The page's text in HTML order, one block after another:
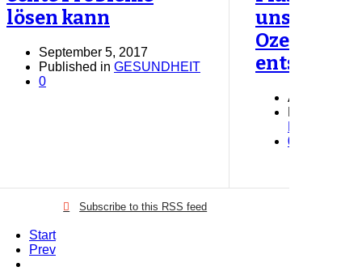
lösen kann
September 5, 2017
Published in GESUNDHEIT
0
unseren
Ozeanen
entsorgt
August 26,
0
Subscribe to this RSS feed
Start
Prev